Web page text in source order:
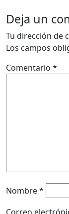
Deja un
Tu dirección de
Los campos
Comentario *
Nombre*